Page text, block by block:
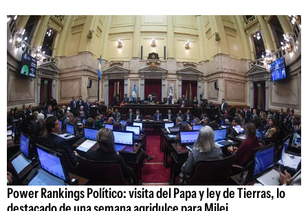
Power Rankings Político: visita del Papa y ley de Tierras, lo